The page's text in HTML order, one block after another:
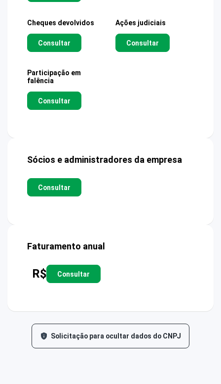
Cheques devolvidos
Consultar
Ações judiciais
Consultar
Participação em
falência
Consultar
Sócios e administradores da empresa
Consultar
Faturamento anual
R$ Consultar
Solicitação para ocultar dados do CNPJ